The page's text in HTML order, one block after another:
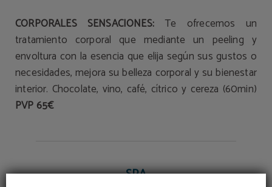
CORPORALES SENSACIONES: Te ofrecemos un
tratamiento corporal que mediante un peeling y
envoltura con la esencia que elija según sus gustos o
necesidades, mejora su belleza corporal y su bienestar
interior. Chocolate, vino, café, cítrico y cereza (60min)
PVP 65€
SPA